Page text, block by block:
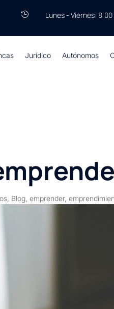
 Lunes - Viernes:
Jurídico Autónomos
Blog ,emprender,